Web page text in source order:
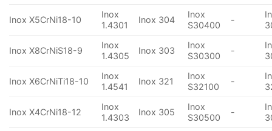
Inox X5CrNi18-10
Inox
1.4301
Inox 304
Inox
S30400
-
Inox X8CrNiS18-9
Inox
1.4305
Inox 303
Inox
S30300
-
Inox X6CrNiTi18-10
Inox
1.4541
Inox 321
Inox
S32100
-
Inox X4CrNi18-12
Inox
1.4303
Inox 305
Inox
S30500
-